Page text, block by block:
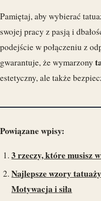
Pamiętaj, aby wybierać
swojej pracy z pasją i
podejście w połączeniu z
gwarantuje, że wymarzony
estetyczny, ale także
Powiązane wpisy:
3 rzeczy, które musisz
Najlepsze wzory
Motywacja i siła